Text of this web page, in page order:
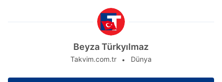
Beyza Türkyılmaz
Takvim.com.tr Dünya